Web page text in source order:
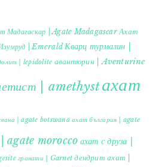
Мадагаскар | Agate Madagascar Ахат
| Emerald Кварц турмалин |
| lepidolite авантюрин | Aventurine
| amethystахат
| agate botswana ахат българия | agate
agate morocco ахат с друза |
гранати | Garnet дендрит ахат |